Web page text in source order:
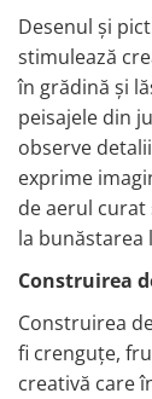
Desenul și
stimulează
în grădină și
peisajele din
observe
exprime
de aerul
la bunăstarea
Construirea
Construirea
fi crenguțe,
creativă care